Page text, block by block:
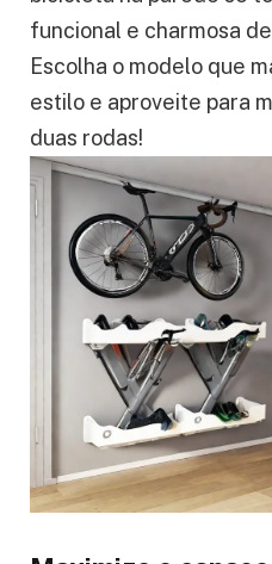
funcional e charmosa
Escolha o modelo que
estilo e aproveite para
duas rodas!